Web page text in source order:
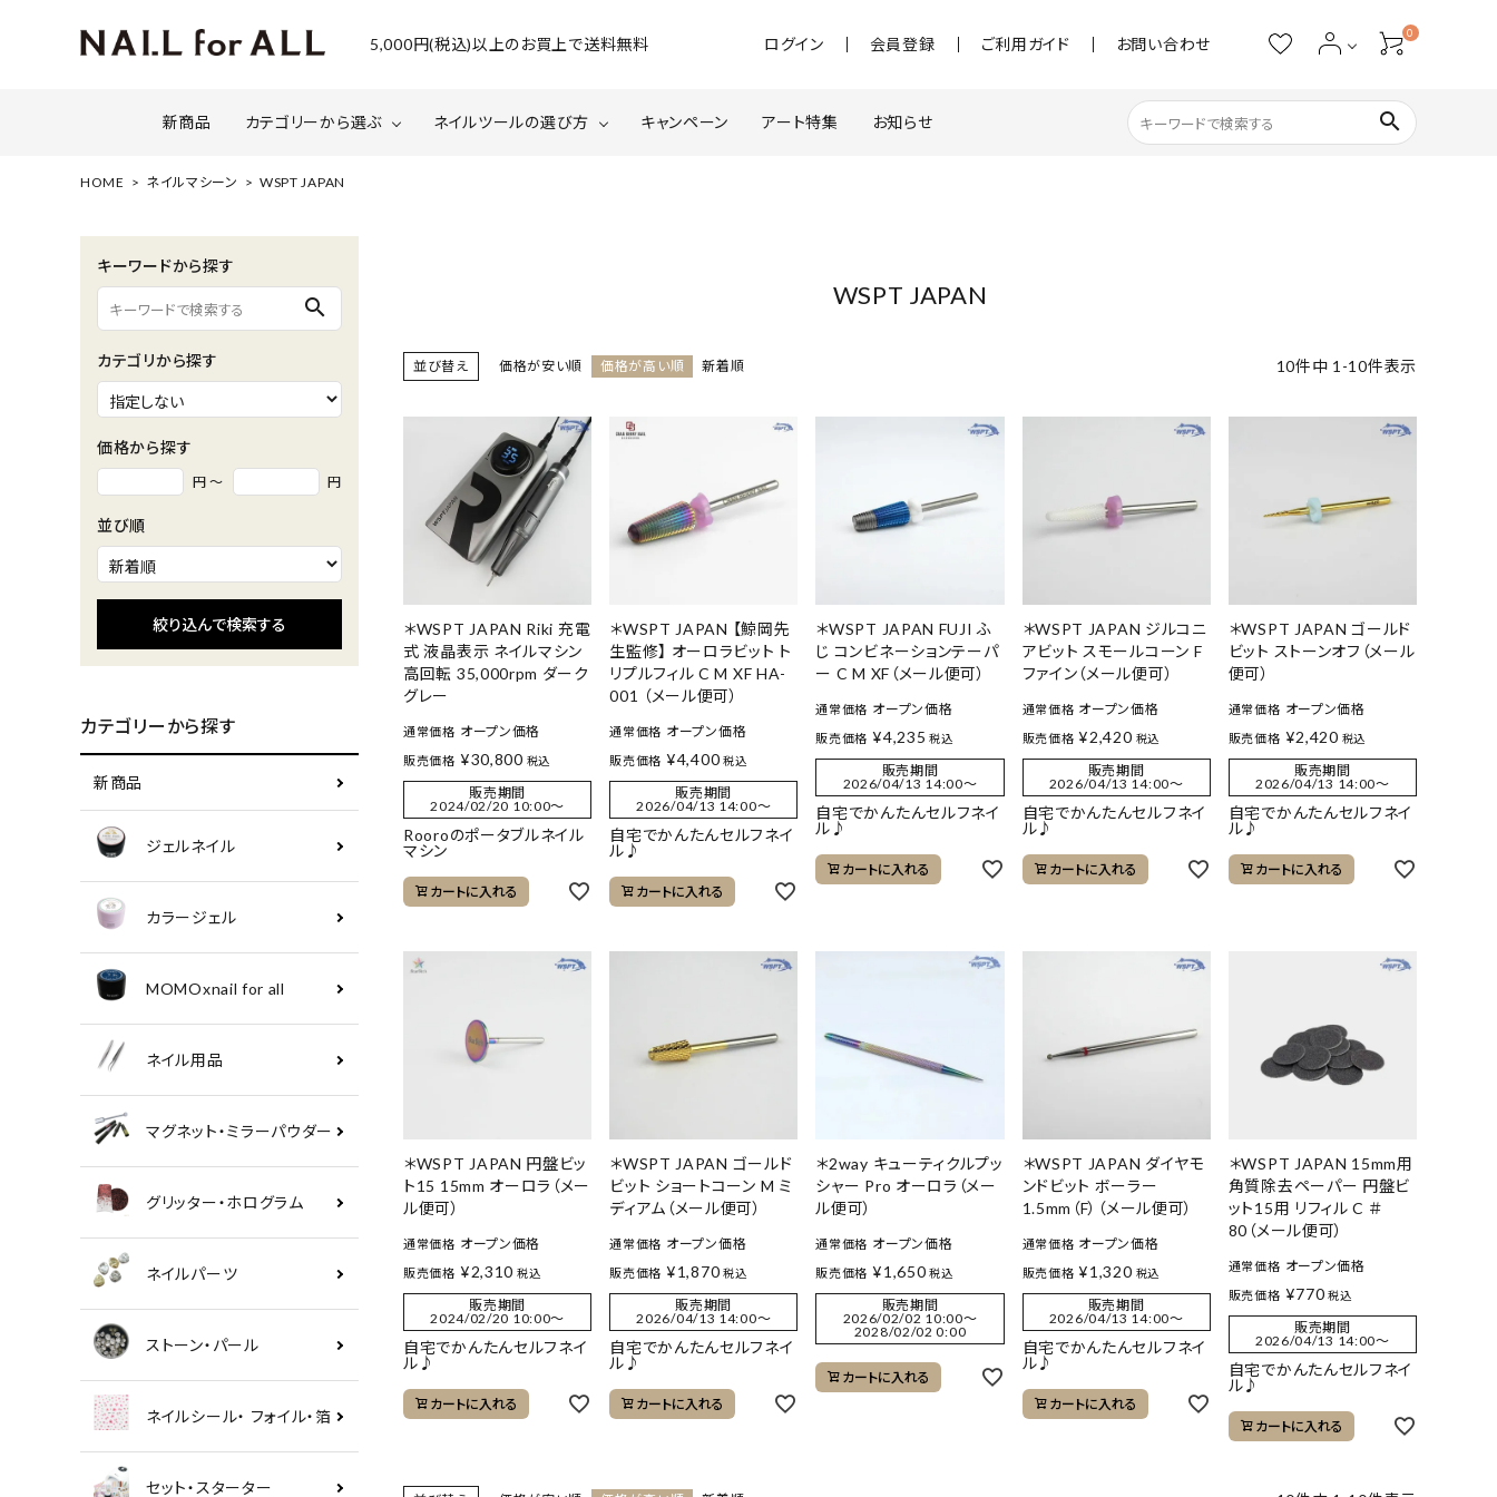
5,000円(税込)以上のお買上で送料無料 ログイン 会員登録 ご利用ガイド お問い合わせ
0
新商品 カテゴリーから選ぶ
マグネット・ミラーパウダー
ネイルシール・ フォイル・箔
水性ネイル （シェルズコート） ケア用品・衛生対策
セール特集ページ
ネイルツールの選び方 キャンペーン アート特集 お知らせ search
HOME ネイルマシーン WSPT JAPAN
キーワードから探す
search
カテゴリから探す
価格から探す
円 ～ 円
並び順
絞り込んで検索する
カテゴリーから探す
新商品
ジェルネイル
カラージェル
MOMOxnail for all
ネイル用品
マグネット・ミラーパウダー
グリッター・ホログラム
ネイルパーツ
ストーン・パール
ネイルシール・ フォイル・箔
セット・スターター
WSPT JAPAN
並び替え 価格が安い順 価格が高い順 新着順 10件中 1 -10件表示
＊WSPT JAPAN Riki 充電
式 液晶表示 ネイルマシン
高回転 35,000rpm ダーク
グレー
通常価格 オープン価格
販売価格 ¥30,800 税込
販売期間
2024/02/20 10:00〜
Rooroのポータブルネイル
マシン
カートに入れる
＊WSPT JAPAN 【鯨岡先
生監修】 オーロラビット ト
リプルフィル C M XF HA-
001 （メール便可）
通常価格 オープン価格
販売価格 ¥4,400 税込
販売期間
2026/04/13 14:00〜
自宅でかんたんセルフネイ
ル♪
カートに入れる
＊WSPT JAPAN FUJI ふ
じ コンビネーションテーパ
ー C M XF（メール便可）
通常価格 オープン価格
販売価格 ¥4,235 税込
販売期間
2026/04/13 14:00〜
自宅でかんたんセルフネイ
ル♪
カートに入れる
＊WSPT JAPAN ジルコニ
アビット スモールコーン F
ファイン（メール便可）
通常価格 オープン価格
販売価格 ¥2,420 税込
販売期間
2026/04/13 14:00〜
自宅でかんたんセルフネイ
ル♪
カートに入れる
＊WSPT JAPAN ゴールド
ビット ストーンオフ（メール
便可）
通常価格 オープン価格
販売価格 ¥2,420 税込
販売期間
2026/04/13 14:00〜
自宅でかんたんセルフネイ
ル♪
カートに入れる
＊WSPT JAPAN 円盤ビッ
ト15 15mm オーロラ（メー
ル便可）
通常価格 オープン価格
販売価格 ¥2,310 税込
販売期間
2024/02/20 10:00〜
自宅でかんたんセルフネイ
ル♪
カートに入れる
＊WSPT JAPAN ゴールド
ビット ショートコーン M ミ
ディアム（メール便可）
通常価格 オープン価格
販売価格 ¥1,870 税込
販売期間
2026/04/13 14:00〜
自宅でかんたんセルフネイ
ル♪
カートに入れる
＊2way キューティクルプッ
シャー Pro オーロラ（メー
ル便可）
通常価格 オープン価格
販売価格 ¥1,650 税込
販売期間
2026/02/02 10:00〜
2028/02/02 0:00
カートに入れる
＊WSPT JAPAN ダイヤモ
ンドビット ボーラー
1.5mm（F）（メール便可）
通常価格 オープン価格
販売価格 ¥1,320 税込
販売期間
2026/04/13 14:00〜
自宅でかんたんセルフネイ
ル♪
カートに入れる
＊WSPT JAPAN 15mm用
角質除去ペーパー 円盤ビ
ット15用 リフィル C ＃
80（メール便可）
通常価格 オープン価格
販売価格 ¥770 税込
販売期間
2026/04/13 14:00〜
自宅でかんたんセルフネイ
ル♪
カートに入れる